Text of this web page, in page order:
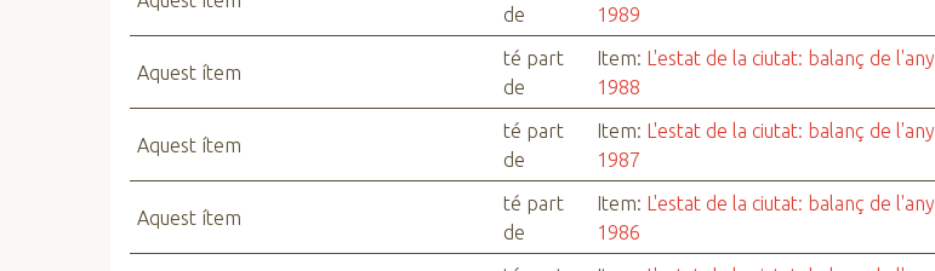
de
1989
Aquest ítem
té part
de
Item: L'estat de la ciutat: balanç de l'any
1988
Aquest ítem
té part
de
Item: L'estat de la ciutat: balanç de l'any
1987
Aquest ítem
té part
de
Item: L'estat de la ciutat: balanç de l'any
1986